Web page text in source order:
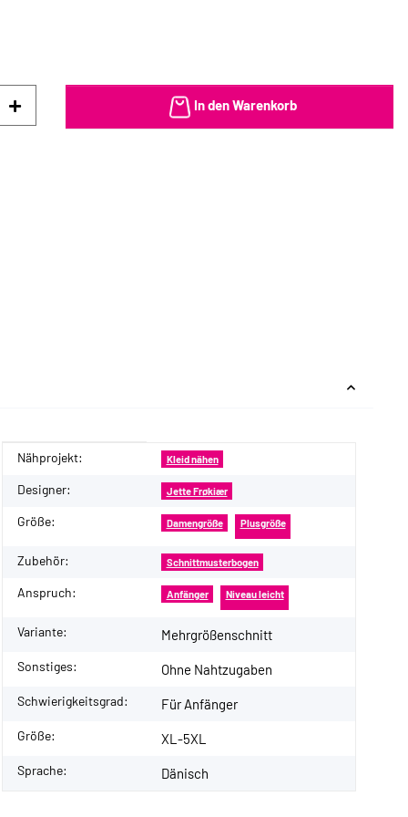
In den Warenkorb
Produkteigenschaft
Wert
Nähprojekt: Kleid nähen
Designer: Jette Frøkiær
Größe: Damengröße Plusgröße
Zubehör: Schnittmusterbogen
Anspruch: Anfänger Niveau leicht
Variante: Mehrgrößenschnitt
Sonstiges: Ohne Nahtzugaben
Schwierigkeitsgrad: Für Anfänger
Größe: XL-5XL
Sprache: Dänisch